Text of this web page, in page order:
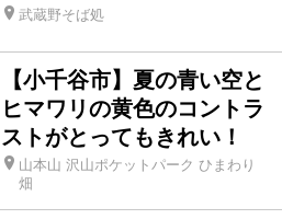
武蔵野そば処
【小千谷市】夏の青い空と
ヒマワリの黄色のコントラ
ストがとってもきれい！
山本山 沢山ポケットパーク ひまわり
畑